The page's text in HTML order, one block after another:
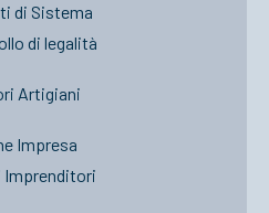
di Sistema
di legalità
Artigiani
Impresa
Imprenditori